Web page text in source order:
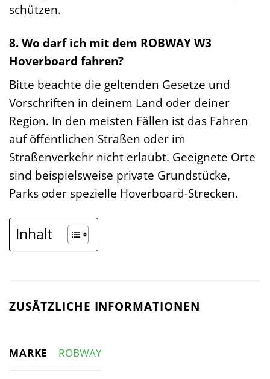
schützen.
8. Wo darf ich mit dem ROBWAY W3
Hoverboard fahren?
Bitte beachte die geltenden Gesetze und
Vorschriften in deinem Land oder deiner
Region. In den meisten Fällen ist das Fahren
auf öffentlichen Straßen oder im
Straßenverkehr nicht erlaubt. Geeignete Orte
sind beispielsweise private Grundstücke,
Parks oder spezielle Hoverboard-Strecken.
Inhalt
ZUSÄTZLICHE INFORMATIONEN
MARKE ROBWAY